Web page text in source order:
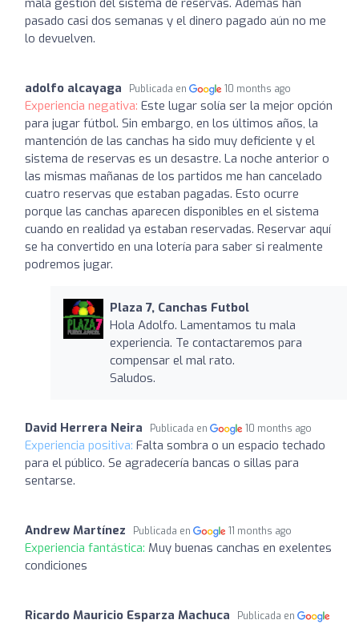
pasado casi dos semanas y el dinero pagado aún no me
lo devuelven.
adolfo alcayaga Publicada en 10 months ago
Experiencia negativa: Este lugar solía ser la mejor opción
para jugar fútbol. Sin embargo, en los últimos años, la
mantención de las canchas ha sido muy deficiente y el
sistema de reservas es un desastre. La noche anterior o
las mismas mañanas de los partidos ​me han cancelado
cuatro reservas que estaban pagadas. Esto ocurre
porque las canchas aparecen disponibles en el sistema
cuando en realidad ya estaban reservadas. Reservar aquí
se ha convertido en una lotería para saber si realmente
podremos jugar.
Plaza 7, Canchas Futbol
Hola Adolfo. Lamentamos tu mala
experiencia. Te contactaremos para
compensar el mal rato.
Saludos.
David Herrera Neira Publicada en 10 months ago
Experiencia positiva: Falta sombra o un espacio techado
para el público. Se agradecería bancas o sillas para
sentarse.
Andrew Martínez Publicada en 11 months ago
Experiencia fantástica: Muy buenas canchas en exelentes
condiciones
Ricardo Mauricio Esparza Machuca
Publicada en